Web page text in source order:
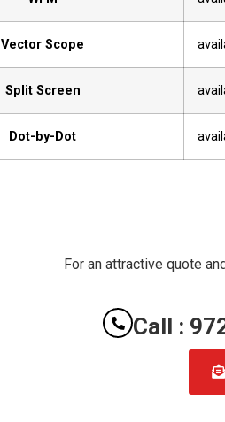
Vector Scope
Split Screen
Dot-by-Dot
For an attractive quote
Call :